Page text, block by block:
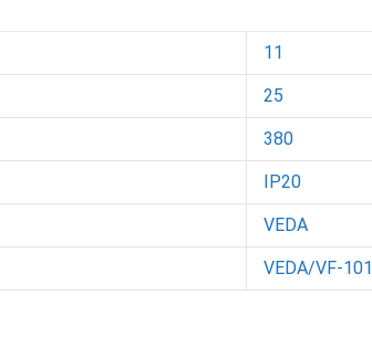
11
25
380
IP20
VEDA
VEDA/VF-101